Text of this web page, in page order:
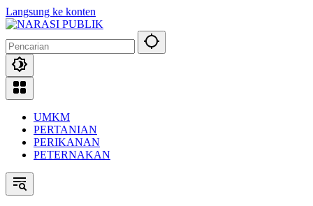
Langsung ke konten
UMKM
PERTANIAN
PERIKANAN
PETERNAKAN